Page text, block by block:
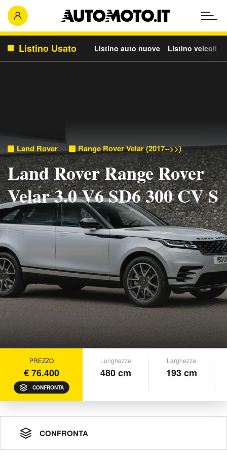
Listino Usato Listino auto nuove Listino veicoli
Land Rover Range Rover Velar (2017-->>)
Land Rover Range Rover
Velar 3.0 V6 SD6 300 CV S
PREZZO
€ 76.400
CONFRONTA
Lunghezza
480 cm
Larghezza
193 cm
CONFRONTA